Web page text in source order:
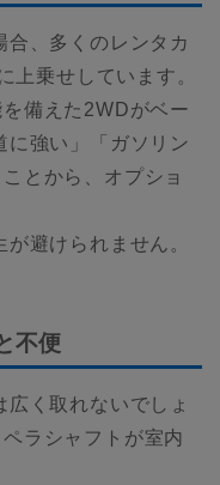
、多くのレンタカ
上乗せしています。
備えた2WDがベー
に強い」「ガソリン
とから、オプショ
避けられません。
不便
く取れないでしょ
ラシャフトが室内